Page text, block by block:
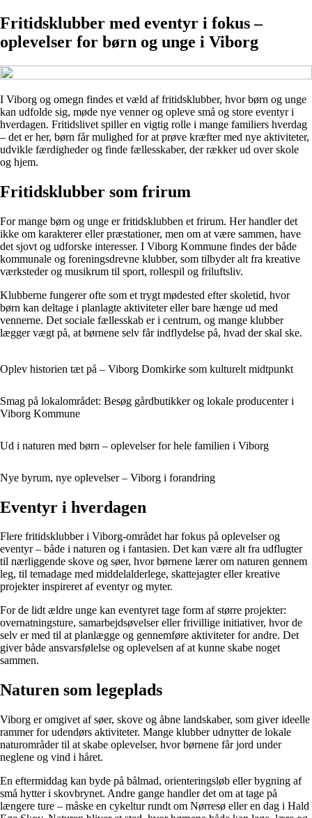
Fritidsklubber med eventyr i fokus –
oplevelser for børn og unge i Viborg
I Viborg og omegn findes et væld af fritidsklubber, hvor børn og unge
kan udfolde sig, møde nye venner og opleve små og store eventyr i
hverdagen. Fritidslivet spiller en vigtig rolle i mange familiers hverdag
– det er her, børn får mulighed for at prøve kræfter med nye aktiviteter,
udvikle færdigheder og finde fællesskaber, der rækker ud over skole
og hjem.
Fritidsklubber som frirum
For mange børn og unge er fritidsklubben et frirum. Her handler det
ikke om karakterer eller præstationer, men om at være sammen, have
det sjovt og udforske interesser. I Viborg Kommune findes der både
kommunale og foreningsdrevne klubber, som tilbyder alt fra kreative
værksteder og musikrum til sport, rollespil og friluftsliv.
Klubberne fungerer ofte som et trygt mødested efter skoletid, hvor
børn kan deltage i planlagte aktiviteter eller bare hænge ud med
vennerne. Det sociale fællesskab er i centrum, og mange klubber
lægger vægt på, at børnene selv får indflydelse på, hvad der skal ske.
Oplev historien tæt på – Viborg Domkirke som kulturelt midtpunkt
Smag på lokalområdet: Besøg gårdbutikker og lokale producenter i
Viborg Kommune
Ud i naturen med børn – oplevelser for hele familien i Viborg
Nye byrum, nye oplevelser – Viborg i forandring
Eventyr i hverdagen
Flere fritidsklubber i Viborg-området har fokus på oplevelser og
eventyr – både i naturen og i fantasien. Det kan være alt fra udflugter
til nærliggende skove og søer, hvor børnene lærer om naturen gennem
leg, til temadage med middelalderlege, skattejagter eller kreative
projekter inspireret af eventyr og myter.
For de lidt ældre unge kan eventyret tage form af større projekter:
overnatningsture, samarbejdsøvelser eller frivillige initiativer, hvor de
selv er med til at planlægge og gennemføre aktiviteter for andre. Det
giver både ansvarsfølelse og oplevelsen af at kunne skabe noget
sammen.
Naturen som legeplads
Viborg er omgivet af søer, skove og åbne landskaber, som giver ideelle
rammer for udendørs aktiviteter. Mange klubber udnytter de lokale
naturområder til at skabe oplevelser, hvor børnene får jord under
neglene og vind i håret.
En eftermiddag kan byde på bålmad, orienteringsløb eller bygning af
små hytter i skovbrynet. Andre gange handler det om at tage på
længere ture – måske en cykeltur rundt om Nørresø eller en dag i Hald